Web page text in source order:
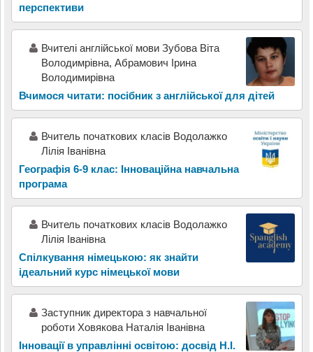
перспективи
Вчителі англійської мови Зубова Віта
Володимрівна, Абрамович Ірина
Володимирівна
Вчимося читати: посібник з англійської для дітей
Вчитель початкових класів Водолажко
Лілія Іванівна
Географія 6-9 клас: Інноваційна навчальна
програма
Вчитель початкових класів Водолажко
Лілія Іванівна
Спілкування німецькою: як знайти
ідеальний курс німецької мови
Заступник директора з навчальної
роботи Ховякова Наталія Іванівна
Інновації в управлінні освітою: досвід Н.І.